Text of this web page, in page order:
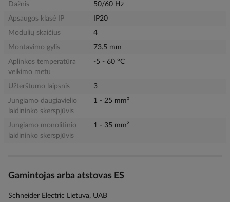
Dažnis
50/60 Hz
Apsaugos klasė IP
IP20
Modulių skaičius
4
Montavimo gylis
73.5 mm
Aplinkos temperatūra
veikimo metu
-5 - 60 °C
Užterštumo laipsnis
3
Jungiamo daugiavielio
laidininko skerspjūvis
1 - 25 mm²
Jungiamo monolitinio
laidininko skerspjūvis
1 - 35 mm²
Gamintojas arba atstovas ES
Schneider Electric Lietuva, UAB